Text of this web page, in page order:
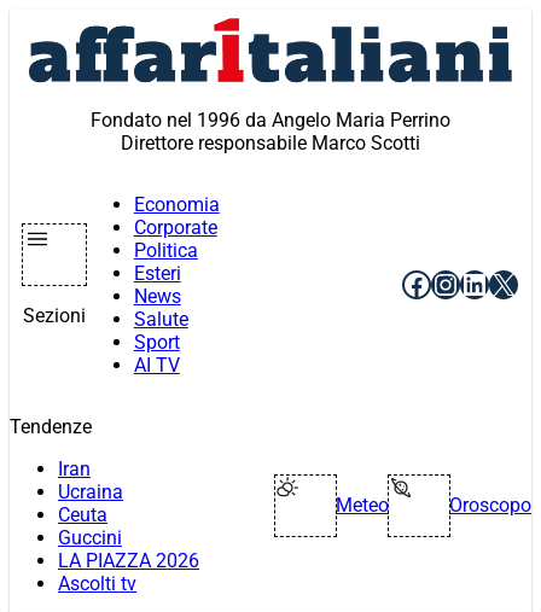
contenuto
Fondato nel 1996 da Angelo Maria Perrino
Direttore responsabile Marco Scotti
Sezioni
Economia
Corporate
Politica
Esteri
News
Salute
Sport
AI TV
Facebook
X
Tendenze
Iran
Ucraina
Ceuta
Guccini
LA PIAZZA 2026
Ascolti tv
Meteo Oroscopo